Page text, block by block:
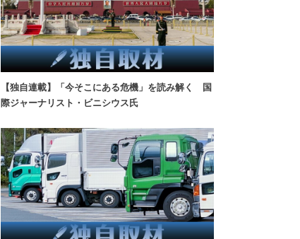
【独自連載】「今そこにある危機」を読み解く 国
際ジャーナリスト・ビニシウス氏